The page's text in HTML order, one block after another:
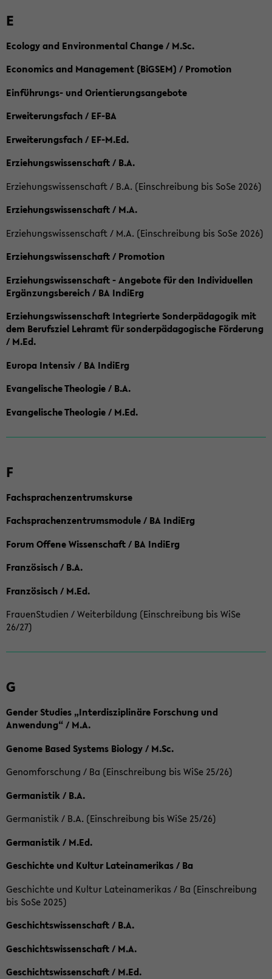
E
Ecology and Environmental Change / M.Sc.
Economics and Management (BiGSEM) / Promotion
Einführungs- und Orientierungsangebote
Erweiterungsfach / EF-BA
Erweiterungsfach / EF-M.Ed.
Erziehungswissenschaft / B.A.
Erziehungswissenschaft / B.A. (Einschreibung bis SoSe 2026)
Erziehungswissenschaft / M.A.
Erziehungswissenschaft / M.A. (Einschreibung bis SoSe 2026)
Erziehungswissenschaft / Promotion
Erziehungswissenschaft - Angebote für den Individuellen
Ergänzungsbereich / BA IndiErg
Erziehungswissenschaft Integrierte Sonderpädagogik mit
dem Berufsziel Lehramt für sonderpädagogische Förderung
/ M.Ed.
Europa Intensiv / BA IndiErg
Evangelische Theologie / B.A.
Evangelische Theologie / M.Ed.
F
Fachsprachenzentrumskurse
Fachsprachenzentrumsmodule / BA IndiErg
Forum Offene Wissenschaft / BA IndiErg
Französisch / B.A.
Französisch / M.Ed.
FrauenStudien / Weiterbildung (Einschreibung bis WiSe
26/27)
G
Gender Studies „Interdisziplinäre Forschung und
Anwendung“ / M.A.
Genome Based Systems Biology / M.Sc.
Genomforschung / Ba (Einschreibung bis WiSe 25/26)
Germanistik / B.A.
Germanistik / B.A. (Einschreibung bis WiSe 25/26)
Germanistik / M.Ed.
Geschichte und Kultur Lateinamerikas / Ba
Geschichte und Kultur Lateinamerikas / Ba (Einschreibung
bis SoSe 2025)
Geschichtswissenschaft / B.A.
Geschichtswissenschaft / M.A.
Geschichtswissenschaft / M.Ed.